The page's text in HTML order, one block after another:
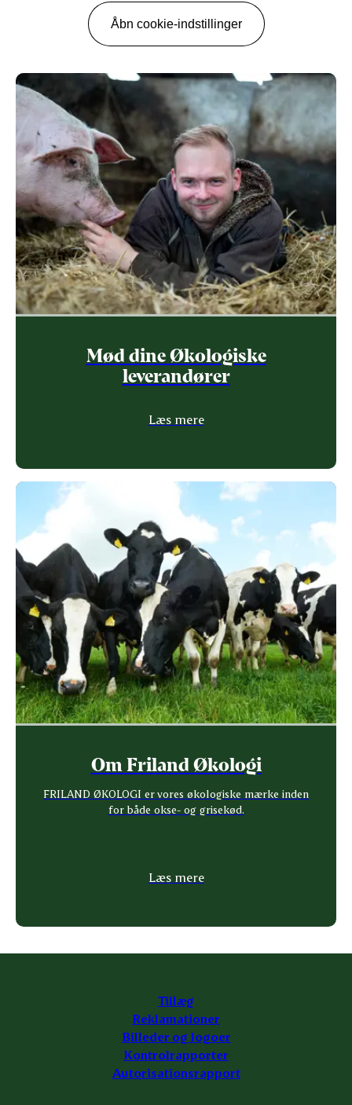
Åbn cookie-indstillinger
Mød dine Økologiske
leverandører
Læs mere
Om Friland Økologi
FRILAND ØKOLOGI er vores økologiske mærke inden
for både okse- og grisekød.
Læs mere
Tillæg
Reklamationer
Billeder og logoer
Kontrolrapporter
Autorisationsrapport